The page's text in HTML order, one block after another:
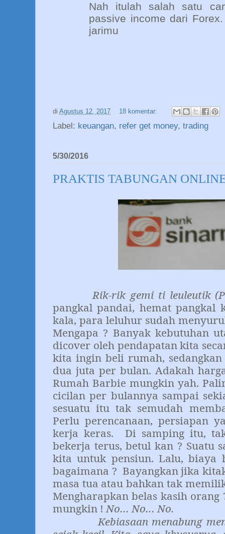
Nah itulah salah satu
passive income dari
jarimu
di Agustus 12, 2017 18 komentar:
Label: keuangan, refer get money, trading
5/30/2016
PRAKTIS TABUNGAN
Rik-rik gemi ti leuleutik
pangkal pandai, hemat pangkal
kala, para leluhur sudah
Mengapa ? Banyak kebutuhan
dicover oleh pendapatan kita
kita ingin beli rumah,
dua juta per bulan. Adakah
Rumah Barbie mungkin yah.
cicilan per bulannya sampai
sesuatu itu tak semudah
Perlu perencanaan, persiapan
kerja keras. Di samping itu,
bekerja terus, betul kan ? Suatu
kita untuk pensiun. Lalu,
bagaimana ? Bayangkan jika
masa tua atau bahkan tak
Mengharapkan belas kasih orang
mungkin !No… No… No.
Kebiasaan menabung